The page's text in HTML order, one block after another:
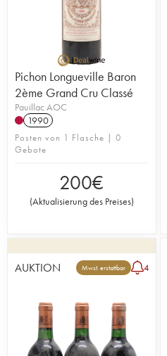
Pichon Longueville Baron
2ème Grand Cru Classé
Pauillac AOC
1990
Posten von 1 Flasche | 0
Gebote
200€
(Aktualisierung des Preises)
AUKTION Mwst. erstattbar 4